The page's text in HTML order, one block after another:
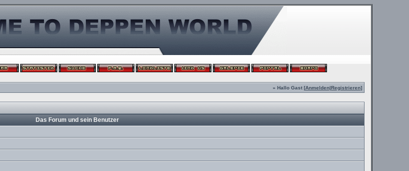
» Hallo Gast [Anmelden|Registrieren]
Das Forum und sein Benutzer